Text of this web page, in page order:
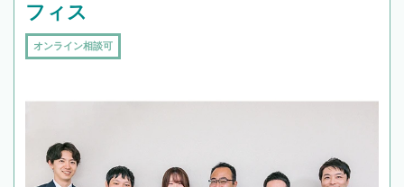
フィス
オンライン相談可